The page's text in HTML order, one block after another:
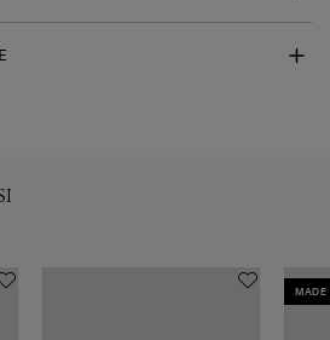
MADE